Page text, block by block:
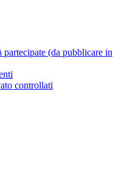
partecipate (da pubblicare in
controllati